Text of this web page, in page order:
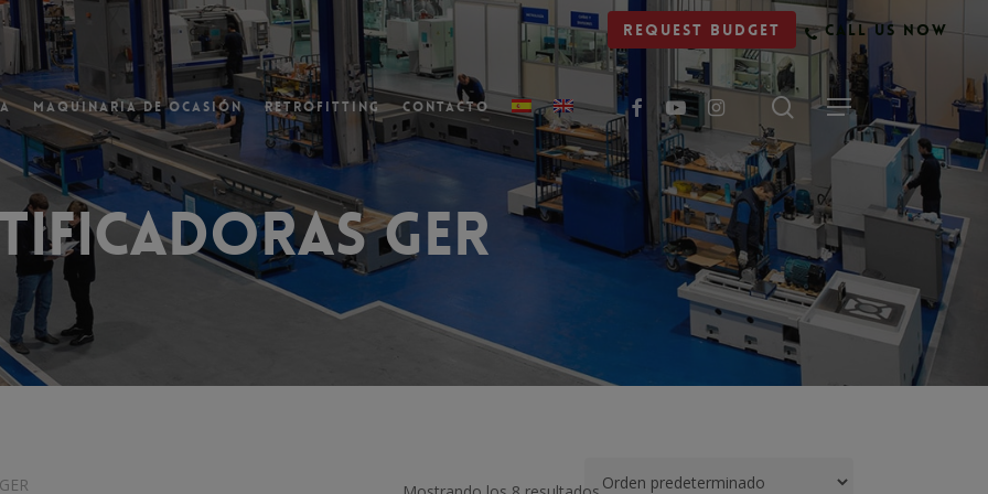
Request budget Call us now
Maquinaria de ocasión Retrofitting Contacto facebookyoutubeinstagram
GER